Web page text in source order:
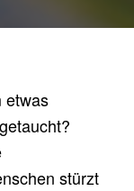
etwas
stürzt